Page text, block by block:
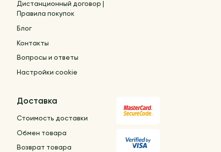
Дистанционный договор |
Правила покупок
Блог
Контакты
Вопросы и ответы
Настройки cookie
Доставка
Стоимость доставки
Обмен товара
Возврат товара